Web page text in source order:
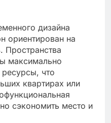
дизайна
ориентирован на
Пространства
максимально
ресурсы, что
квартирах или
сэкономить место и